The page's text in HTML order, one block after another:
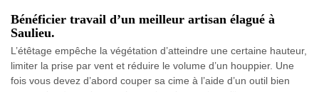
Bénéficier travail d’un meilleur artisan élagué à
Saulieu.
L’étêtage empêche la végétation d’atteindre une certaine hauteur,
limiter la prise par vent et réduire le volume d’un houppier. Une
fois vous devez d’abord couper sa cime à l’aide d’un outil bien